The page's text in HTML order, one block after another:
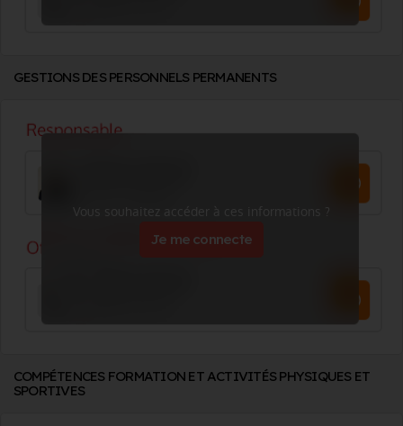
GESTIONS DES PERSONNELS PERMANENTS
Vous souhaitez accéder à ces informations ?
Je me connecte
COMPÉTENCES FORMATION ET ACTIVITÉS PHYSIQUES ET
SPORTIVES